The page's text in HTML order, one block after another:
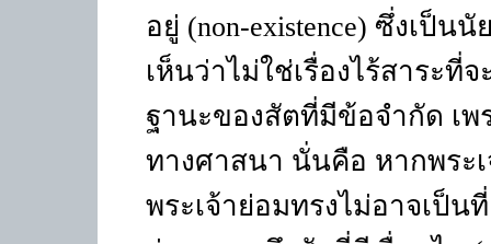
อยู่ (non-existence) ซึ่งเป็
เห็นว่าไม่ใช่เรื่องไร้สาระที่
ฐานะของสัตที่มีข้อจำกัด เพ
ทางศาสนา นั่นคือ หากพระ
พระเจ้าย่อมทรงไม่อาจเป็